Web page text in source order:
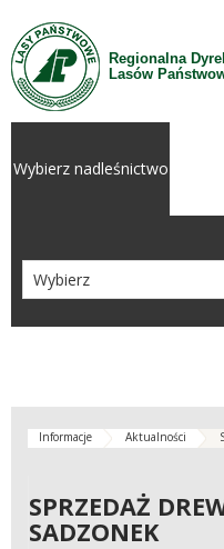
Przejdź do treści
Regionalna
Lasów
Wybierz nadleśnictwo
Informacje Aktualności
SPRZEDAŻ
SADZONEK